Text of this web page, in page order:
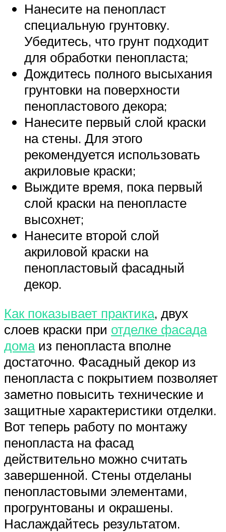
Нанесите на пенопласт
специальную грунтовку.
Убедитесь, что грунт подходит
для обработки пенопласта;
Дождитесь полного высыхания
грунтовки на поверхности
пенопластового декора;
Нанесите первый слой краски
на стены. Для этого
рекомендуется использовать
акриловые краски;
Выждите время, пока первый
слой краски на пенопласте
высохнет;
Нанесите второй слой
акриловой краски на
пенопластовый фасадный
декор.
Как показывает практика, двух
слоев краски при отделке фасада
домаиз пенопласта вполне
достаточно. Фасадный декор из
пенопласта с покрытием позволяет
заметно повысить технические и
защитные характеристики отделки.
Вот теперь работу по монтажу
пенопласта на фасад
действительно можно считать
завершенной. Стены отделаны
пенопластовыми элементами,
прогрунтованы и окрашены.
Наслаждайтесь результатом.